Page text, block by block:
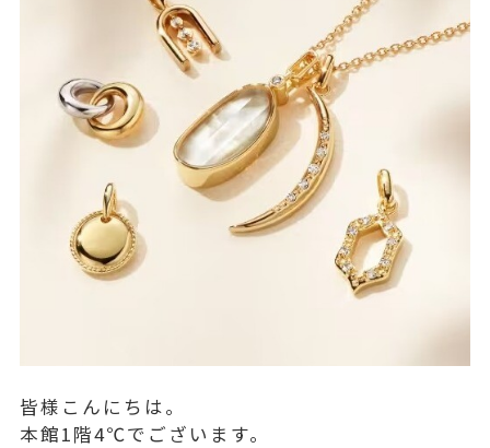
皆様こんにちは。
本館1階4℃でございます。